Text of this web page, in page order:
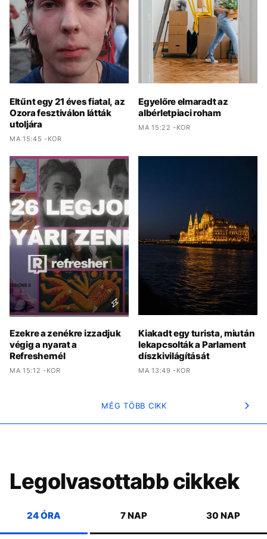
Eltűnt egy 21 éves fiatal, az
Ozora fesztiválon látták
utoljára
MA 15:45 -KOR
Egyelőre elmaradt az
albérletpiaci roham
MA 15:22 -KOR
Ezekre a zenékre izzadjuk
végig a nyarat a
Refreshernél
MA 15:12 -KOR
Kiakadt egy turista, miután
lekapcsolták a Parlament
díszkivilágítását
MA 13:49 -KOR
MÉG TÖBB CIKK
Legolvasottabb cikkek
24 ÓRA 7 NAP 30 NAP